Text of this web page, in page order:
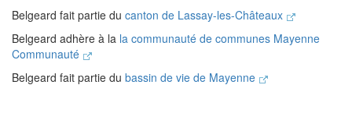
Belgeard fait partie du canton de Lassay-les-Châteaux
Belgeard adhère à la la communauté de communes Mayenne
Communauté
Belgeard fait partie du bassin de vie de Mayenne